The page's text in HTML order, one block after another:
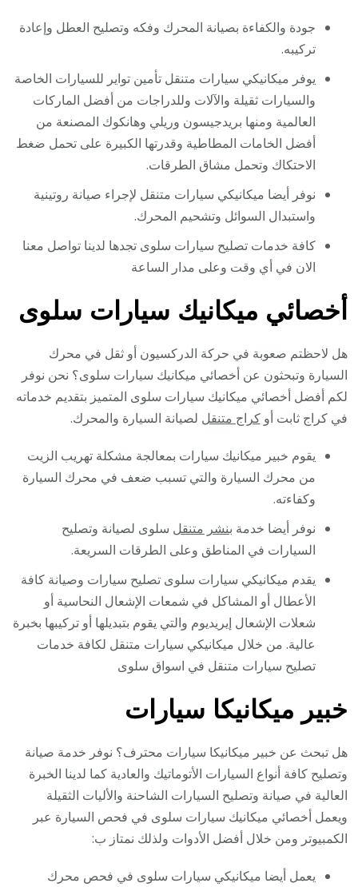
جودة والكفاءة بصيانة المحرك وفكه وتصليح العطل وإعادة
تركيبه.
يوفر ميكانيكي سيارات متنقل تأمين تواير للسيارات الخاصة
والسيارات ثقيلة والآلات وللدراجات من أفضل الماركات
العالمية ومنها بريدجيسون وريلي وهانكوك المصنعة من
أفضل الخامات المطاطية وقدرتها الكبيرة على تحمل ضغط
الاحتكاك وتحمل مشاق الطرقات.
نوفر أيضا ميكانيكي سيارات متنقل لإجراء صيانة روتينية
واستبدال السوائل وتشحيم المحرك.
كافة خدمات تصليح سيارات سلوى تجدها لدينا تواصل معنا
الان في أي وقت وعلى مدار الساعة
أخصائي ميكانيك سيارات سلوى
هل لاحظتم صعوبة في حركة الدركسيون أو ثقل في محرك
السيارة وتبحثون عن أخصائي ميكانيك سيارات سلوى؟ نحن نوفر
لكم أفضل أخصائي ميكانيك سيارات سلوى المتميز بتقديم خدماته
في كراج ثابت أوكراج متنقل لصيانة السيارة والمحرك.
يقوم خبير ميكانيك سيارات بمعالجة مشكلة تهريب الزيت
من محرك السيارة والتي تسبب ضعف في محرك السيارة
وكفاءته.
نوفر أيضا خدمة بنشر متنقل سلوى لصيانة وتصليح
السيارات في المناطق وعلى الطرقات السريعة.
يقدم ميكانيكي سيارات سلوى تصليح سيارات وصيانة كافة
الأعطال أو المشاكل في شمعات الإشعال النحاسية أو
شعلات الإشعال إيريديوم والتي يقوم بتبديلها أو تركيبها بخبرة
عالية. من خلال ميكانيكي سيارات متنقل لكافة خدمات
تصليح سيارات متنقل في اسواق سلوى
خبير ميكانيكا سيارات
هل تبحث عن خبير ميكانيكا سيارات محترف؟ نوفر خدمة صيانة
وتصليح كافة أنواع السيارات الأتوماتيك والعادية كما لدينا الخبرة
العالية في صيانة وتصليح السيارات الشاحنة والأليات الثقيلة
ويعمل أخصائي ميكانيك سيارات سلوى في فحص السيارة عبر
الكمبيوتر ومن خلال أفضل الأدوات ولذلك نمتاز ب:
يعمل أيضا ميكانيكي سيارات سلوى في فحص محرك